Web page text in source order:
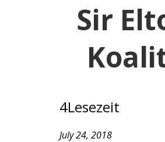
Sir
4Lesezeit
July 24, 2018